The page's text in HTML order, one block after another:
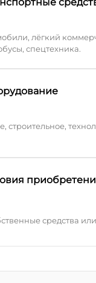
лёгкий
спецтехника.
средства